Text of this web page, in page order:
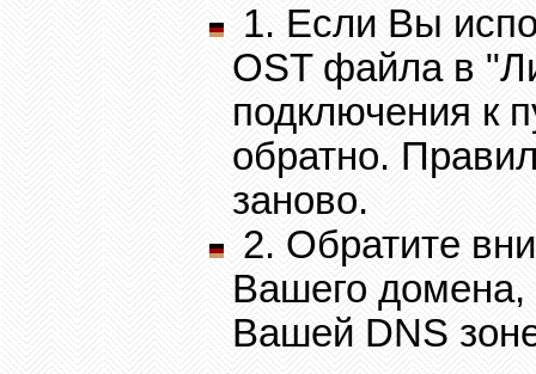
1. Если Вы
OST файла в
подключения к
обратно.
заново.
2. Обратите
Вашего домена,
Вашей DNS